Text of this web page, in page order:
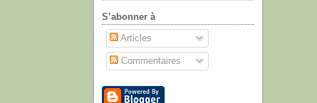
S’abonner à
Articles
Commentaires